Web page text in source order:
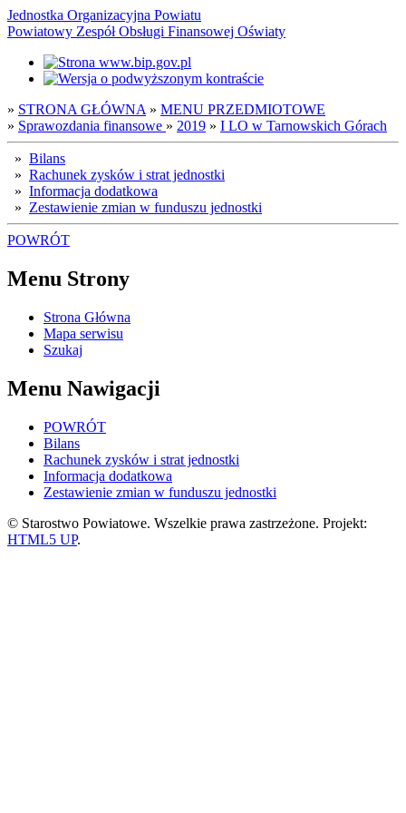
Jednostka Organizacyjna Powiatu
Powiatowy Zespół Obsługi Finansowej Oświaty
» STRONA GŁÓWNA » MENU PRZEDMIOTOWE
» Sprawozdania finansowe » 2019 » I LO w Tarnowskich Górach
» Bilans
» Rachunek zysków i strat jednostki
» Informacja dodatkowa
» Zestawienie zmian w funduszu jednostki
POWRÓT
Menu Strony
Strona Główna
Mapa serwisu
Szukaj
Menu Nawigacji
POWRÓT
Bilans
Rachunek zysków i strat jednostki
Informacja dodatkowa
Zestawienie zmian w funduszu jednostki
© Starostwo Powiatowe. Wszelkie prawa zastrzeżone. Projekt:
HTML5 UP.